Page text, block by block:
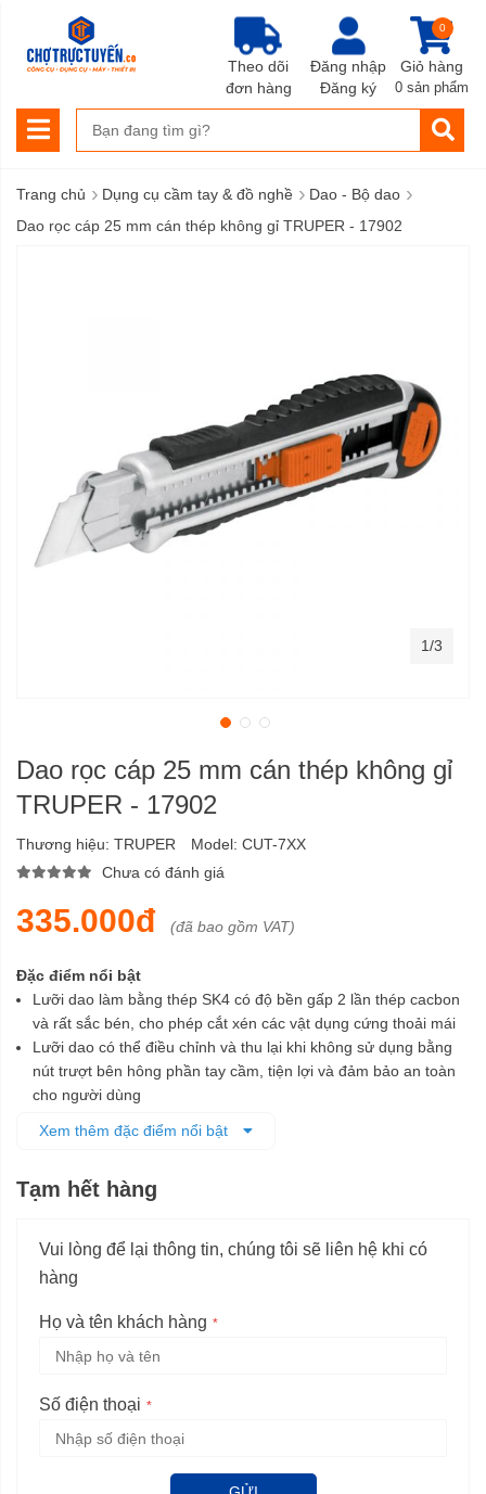
Đăng nhập
Đăng ký
Giỏ hàng
0
0 sản phẩm
Theo dõi
đơn hàng
Trang chủ › Dụng cụ cầm tay & đồ nghề › Dao - Bộ dao ›
Dao rọc cáp 25 mm cán thép không gỉ TRUPER - 17902
Dao rọc cáp 25 mm cán thép không gỉ
TRUPER - 17902
Thương hiệu: TRUPER Model: CUT-7XX
Chưa có đánh giá
335.000đ (đã bao gồm VAT)
Đặc điểm nổi bật
Lưỡi dao làm bằng thép SK4 có độ bền gấp 2 lần thép cacbon
và rất sắc bén, cho phép cắt xén các vật dụng cứng thoải mái
Lưỡi dao có thể điều chỉnh và thu lại khi không sử dụng bằng
nút trượt bên hông phần tay cầm, tiện lợi và đảm bảo an toàn
cho người dùng
chắn cả khi làm việc trong điều kiện trơn trượt
hiệu suất công việc
rộng lưỡi 25 mm
Xem thêm đặc điểm nổi bật
Tạm hết hàng
Vui lòng để lại thông tin, chúng tôi sẽ liên hệ khi có
hàng
Họ và tên khách hàng
Số điện thoại
1/3